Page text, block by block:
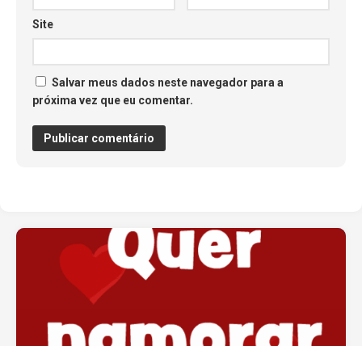
Site
Salvar meus dados neste navegador para a
próxima vez que eu comentar.